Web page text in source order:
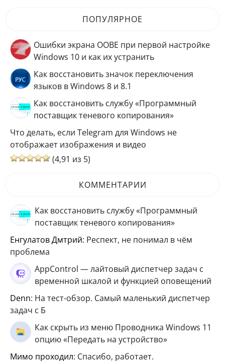
ПОПУЛЯРНОЕ
Ошибки экрана OOBE при первой настройке
Windows 10 и как их устранить
Как восстановить значок переключения
языков в Windows 8 и 8.1
Как восстановить службу «Программный
поставщик теневого копирования»
Что делать, если Telegram для Windows не
отображает изображения и видео
(4,91 из 5)
КОММЕНТАРИИ
Как восстановить службу «Программный
поставщик теневого копирования»
Енгулатов Дмтрий: Респект, не понимал в чём
проблема
AppControl — лайтовый диспетчер задач с
временной шкалой и функцией оповещений
Denn: На тест-обзор. Самый маленький диспетчер
задач с Б
Как скрыть из меню Проводника Windows 11
опцию «Передать на устройство»
мимо проходил: Спасибо, работает.